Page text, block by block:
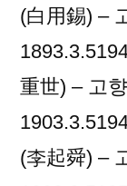
(白用錫) –
重世) – 고
(李起舜) –